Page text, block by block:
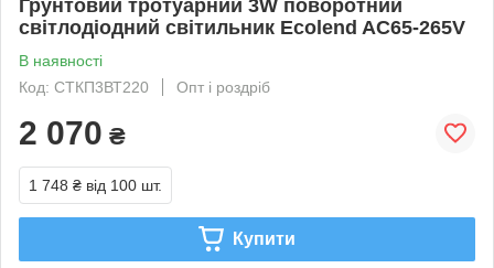
Грунтовий тротуарний 3W поворотний
світлодіодний світильник Ecolend AC65-265V
В наявності
Код: СТКП3ВТ220
Опт і роздріб
2 070 ₴
1 748 ₴ від 100 шт.
Купити